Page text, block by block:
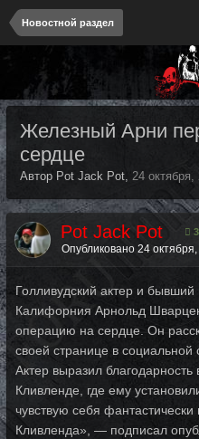
Новостной раздел
Железный Арни
сердце
Автор Pot Jack Pot, 24 октября,
Pot Jack Pot
Опубликовано 24
Голливудский актер и бывший
Калифорния Арнольд
операцию на сердце. Он
своей странице в социальной
Актер выразил
Кливленде, где ему
чувствую себя
Кливленда», — подписал